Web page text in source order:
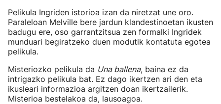
Pelikula Ingriden istorioa izan da niretzat une oro.
Paraleloan Melville bere jardun klandestinoetan ikusten
badugu ere, oso garrantzitsua zen formalki Ingridek
munduari begiratzeko duen modutik kontatuta egotea
pelikula.
Misteriozko pelikula da Una ballena, baina ez da
intrigazko pelikula bat. Ez dago ikertzen ari den eta
ikusleari informazioa argitzen doan ikertzailerik.
Misterioa bestelakoa da, lausoagoa.